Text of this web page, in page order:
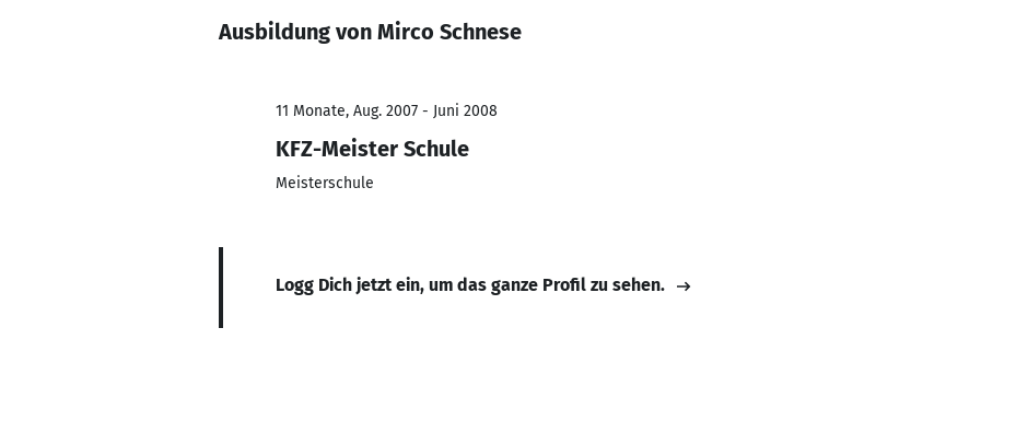
Ausbildung von Mirco Schnese
11 Monate, Aug. 2007 - Juni 2008
KFZ-Meister Schule
Meisterschule
Logg Dich jetzt ein, um das ganze Profil zu sehen.